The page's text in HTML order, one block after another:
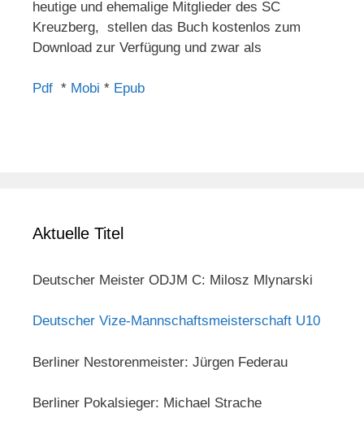
heutige und ehemalige Mitglieder des SC
Kreuzberg, stellen das Buch kostenlos zum
Download zur Verfügung und zwar als
Pdf * Mobi * Epub
Aktuelle Titel
Deutscher Meister ODJM C: Milosz Mlynarski
Deutscher Vize-Mannschaftsmeisterschaft U10
Berliner Nestorenmeister: Jürgen Federau
Berliner Pokalsieger: Michael Strache